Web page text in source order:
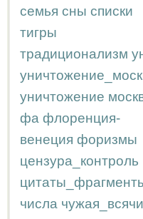
семья сны списки
тигры
традиционализм
уничтожение
фа флоренция-
венеция форизмы
цензура_контроль
числа